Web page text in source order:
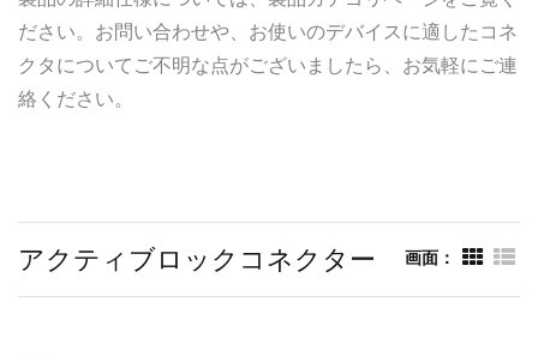
ださい。お問い合わせや、お使いのデバイスに適したコネ
クタについてご不明な点がございましたら、お気軽にご連
絡ください。
アクティブロックコネクター 画面：